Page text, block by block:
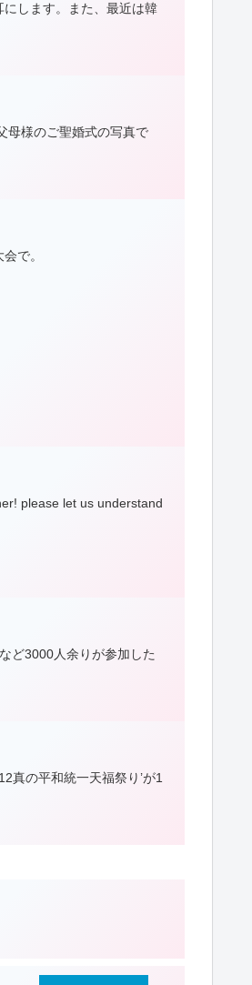
にします。また、最近は韓
母様のご聖婚式の写真で
で。
please let us understand
ど3000​​人余りが参加した
真の平和統一天福祭り’が1